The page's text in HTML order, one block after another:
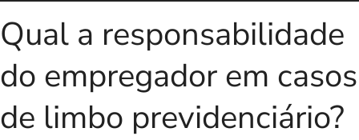
Qual a responsabilidade
do empregador em casos
de limbo previdenciário?